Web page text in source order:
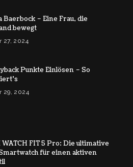
Baerbock – Eine Frau, die
bewegt
27, 2024
Punkte Einlösen – So
29, 2024
FIT 5 Pro: Die ultimative
für einen aktiven